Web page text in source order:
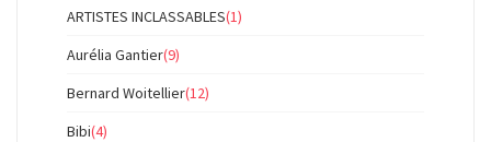
ARTISTES INCLASSABLES(1)
Aurélia Gantier(9)
Bernard Woitellier(12)
Bibi(4)